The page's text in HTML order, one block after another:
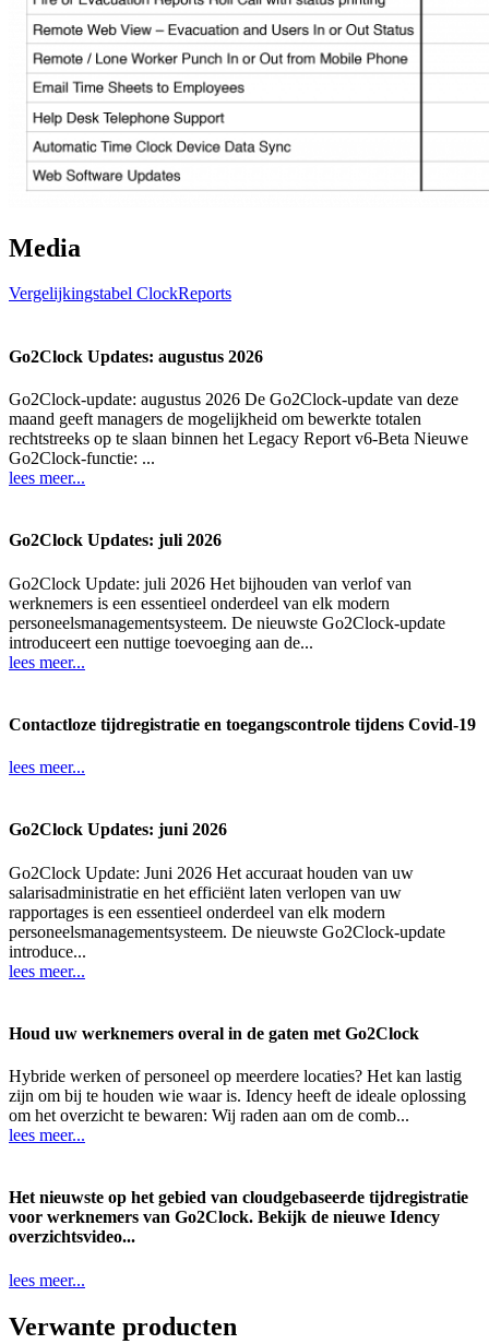
Media
Vergelijkingstabel ClockReports
Go2Clock Updates: augustus 2026
Go2Clock-update: augustus 2026 De Go2Clock-update van deze
maand geeft managers de mogelijkheid om bewerkte totalen
rechtstreeks op te slaan binnen het Legacy Report v6-Beta Nieuwe
Go2Clock-functie: ...
lees meer...
Go2Clock Updates: juli 2026
Go2Clock Update: juli 2026 Het bijhouden van verlof van
werknemers is een essentieel onderdeel van elk modern
personeelsmanagementsysteem. De nieuwste Go2Clock-update
introduceert een nuttige toevoeging aan de...
lees meer...
Contactloze tijdregistratie en toegangscontrole tijdens Covid-19
lees meer...
Go2Clock Updates: juni 2026
Go2Clock Update: Juni 2026 Het accuraat houden van uw
salarisadministratie en het efficiënt laten verlopen van uw
rapportages is een essentieel onderdeel van elk modern
personeelsmanagementsysteem. De nieuwste Go2Clock-update
introduce...
lees meer...
Houd uw werknemers overal in de gaten met Go2Clock
Hybride werken of personeel op meerdere locaties? Het kan lastig
zijn om bij te houden wie waar is. Idency heeft de ideale oplossing
om het overzicht te bewaren: Wij raden aan om de comb...
lees meer...
Het nieuwste op het gebied van cloudgebaseerde tijdregistratie
voor werknemers van Go2Clock. Bekijk de nieuwe Idency
overzichtsvideo...
lees meer...
Verwante producten